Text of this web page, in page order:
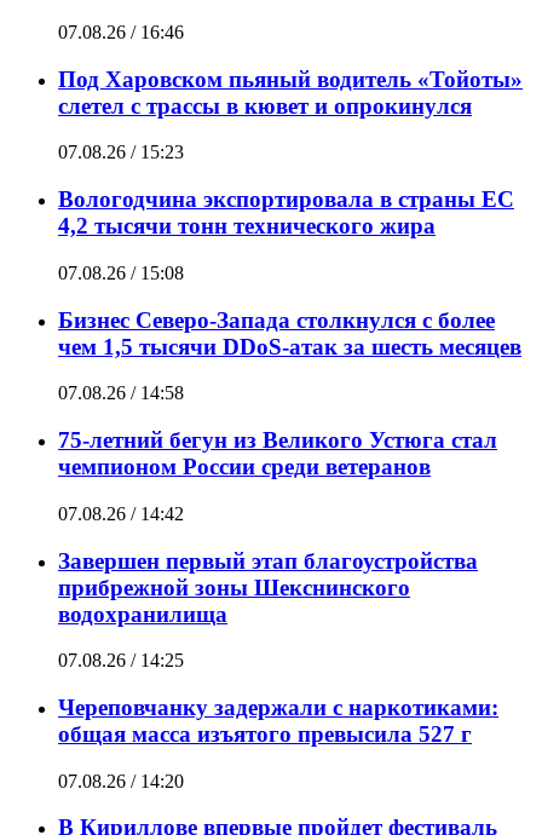
07.08.26 / 16:46
Под Харовском пьяный водитель «Тойоты»
слетел с трассы в кювет и опрокинулся
07.08.26 / 15:23
Вологодчина экспортировала в страны ЕС
4,2 тысячи тонн технического жира
07.08.26 / 15:08
Бизнес Северо-Запада столкнулся с более
чем 1,5 тысячи DDoS-атак за шесть месяцев
07.08.26 / 14:58
75-летний бегун из Великого Устюга стал
чемпионом России среди ветеранов
07.08.26 / 14:42
Завершен первый этап благоустройства
прибрежной зоны Шекснинского
водохранилища
07.08.26 / 14:25
Череповчанку задержали с наркотиками:
общая масса изъятого превысила 527 г
07.08.26 / 14:20
В Кириллове впервые пройдет фестиваль